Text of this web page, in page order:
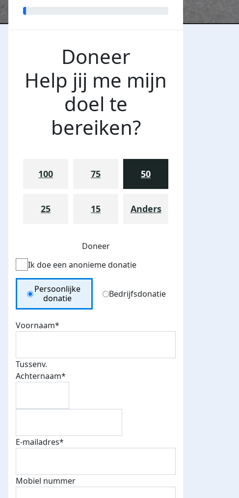
Donateurs
bedankt
Doneer
Help jij me mijn
doel te
bereiken?
100 75 50
25 15 Anders
Doneer
Ik doe een anonieme donatie
Donation Type
Persoonlijke
donatie
Bedrijfsdonatie
Voornaam*
Tussenv.
Achternaam*
E-mailadres*
Mobiel nummer